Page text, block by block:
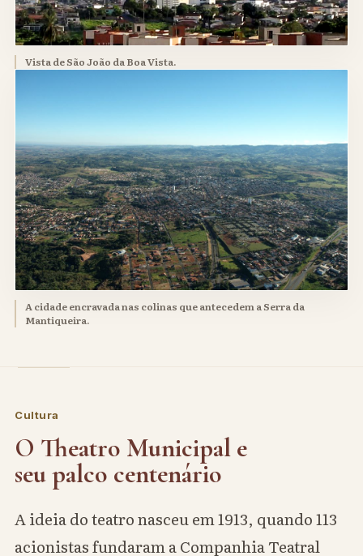
Vista de São João da Boa Vista.
A cidade encravada nas colinas que antecedem a Serra da
Mantiqueira.
Cultura
O Theatro Municipal e
seu palco centenário
A ideia do teatro nasceu em 1913, quando 113
acionistas fundaram a Companhia Teatral